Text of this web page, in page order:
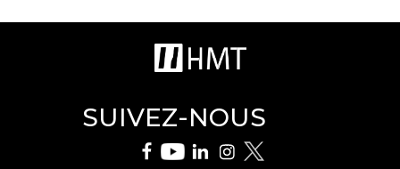
SUIVEZ-NOUS